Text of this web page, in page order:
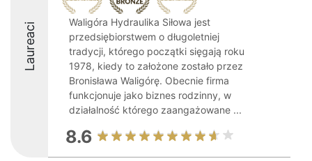
Laureaci
Waligóra Hydraulika Siłowa jest
przedsiębiorstwem o długoletniej
tradycji, którego początki sięgają roku
1978, kiedy to założone zostało przez
Bronisława Waligórę. Obecnie firma
funkcjonuje jako biznes rodzinny, w
działalność którego zaangażowane ...
8.6